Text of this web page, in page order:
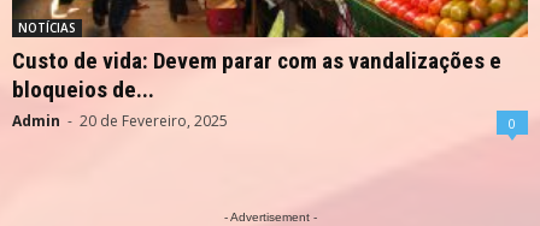
NOTÍCIAS
Custo de vida: Devem parar com as vandalizações e
bloqueios de...
Admin - 20 de Fevereiro, 2025 0
- Advertisement -